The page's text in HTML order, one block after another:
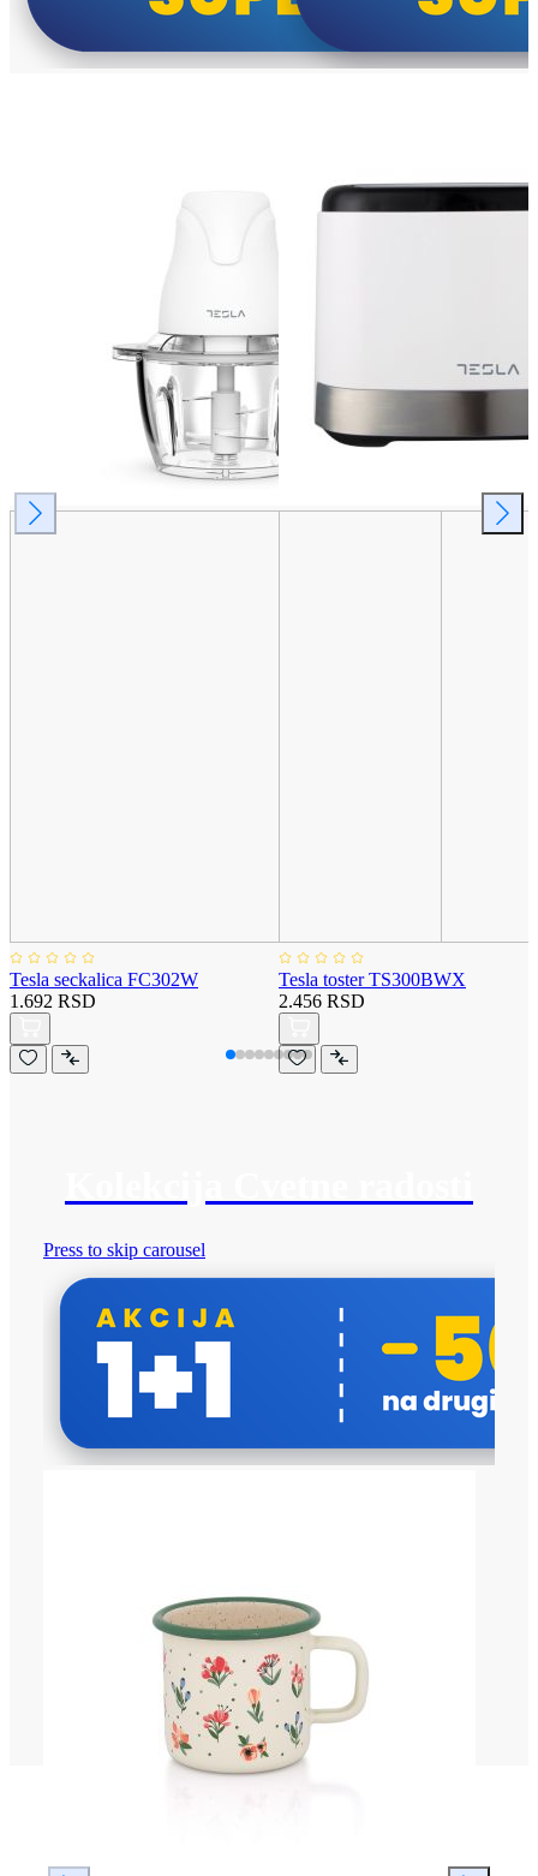
Tesla seckalica FC302W
1.692 RSD
Tesla toster TS300BWX
2.456 RSD
Press to skip carousel